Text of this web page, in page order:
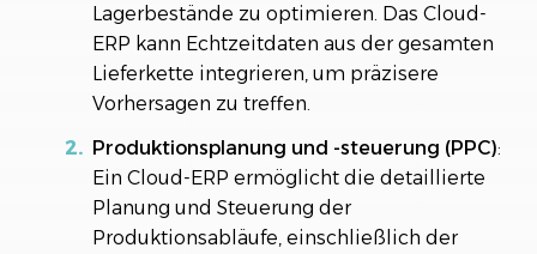
Lagerbestände zu optimieren. Das Cloud-
ERP kann Echtzeitdaten aus der gesamten
Lieferkette integrieren, um präzisere
Vorhersagen zu treffen.
Produktionsplanung und -steuerung (PPC):
Ein Cloud-ERP ermöglicht die detaillierte
Planung und Steuerung der
Produktionsabläufe, einschließlich der